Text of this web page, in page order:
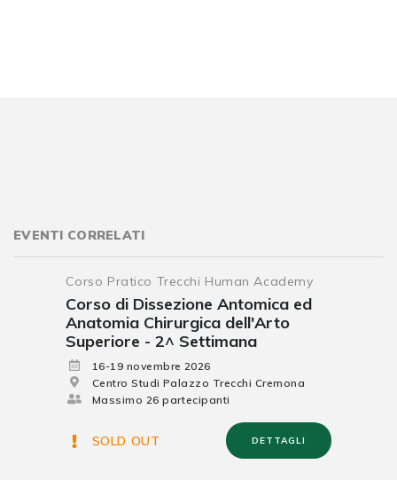
EVENTI CORRELATI
Corso Pratico Trecchi Human Academy
Corso di Dissezione Antomica ed
Anatomia Chirurgica dell'Arto
Superiore - 2^ Settimana
16-19 novembre 2026
Centro Studi Palazzo Trecchi Cremona
Massimo 26 partecipanti
SOLD OUT DETTAGLI